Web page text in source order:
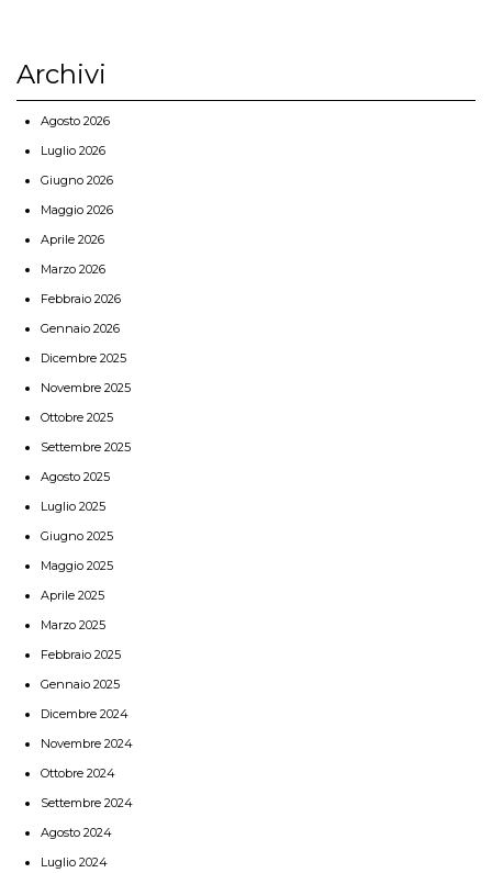
Archivi
Agosto 2026
Luglio 2026
Giugno 2026
Maggio 2026
Aprile 2026
Marzo 2026
Febbraio 2026
Gennaio 2026
Dicembre 2025
Novembre 2025
Ottobre 2025
Settembre 2025
Agosto 2025
Luglio 2025
Giugno 2025
Maggio 2025
Aprile 2025
Marzo 2025
Febbraio 2025
Gennaio 2025
Dicembre 2024
Novembre 2024
Ottobre 2024
Settembre 2024
Agosto 2024
Luglio 2024